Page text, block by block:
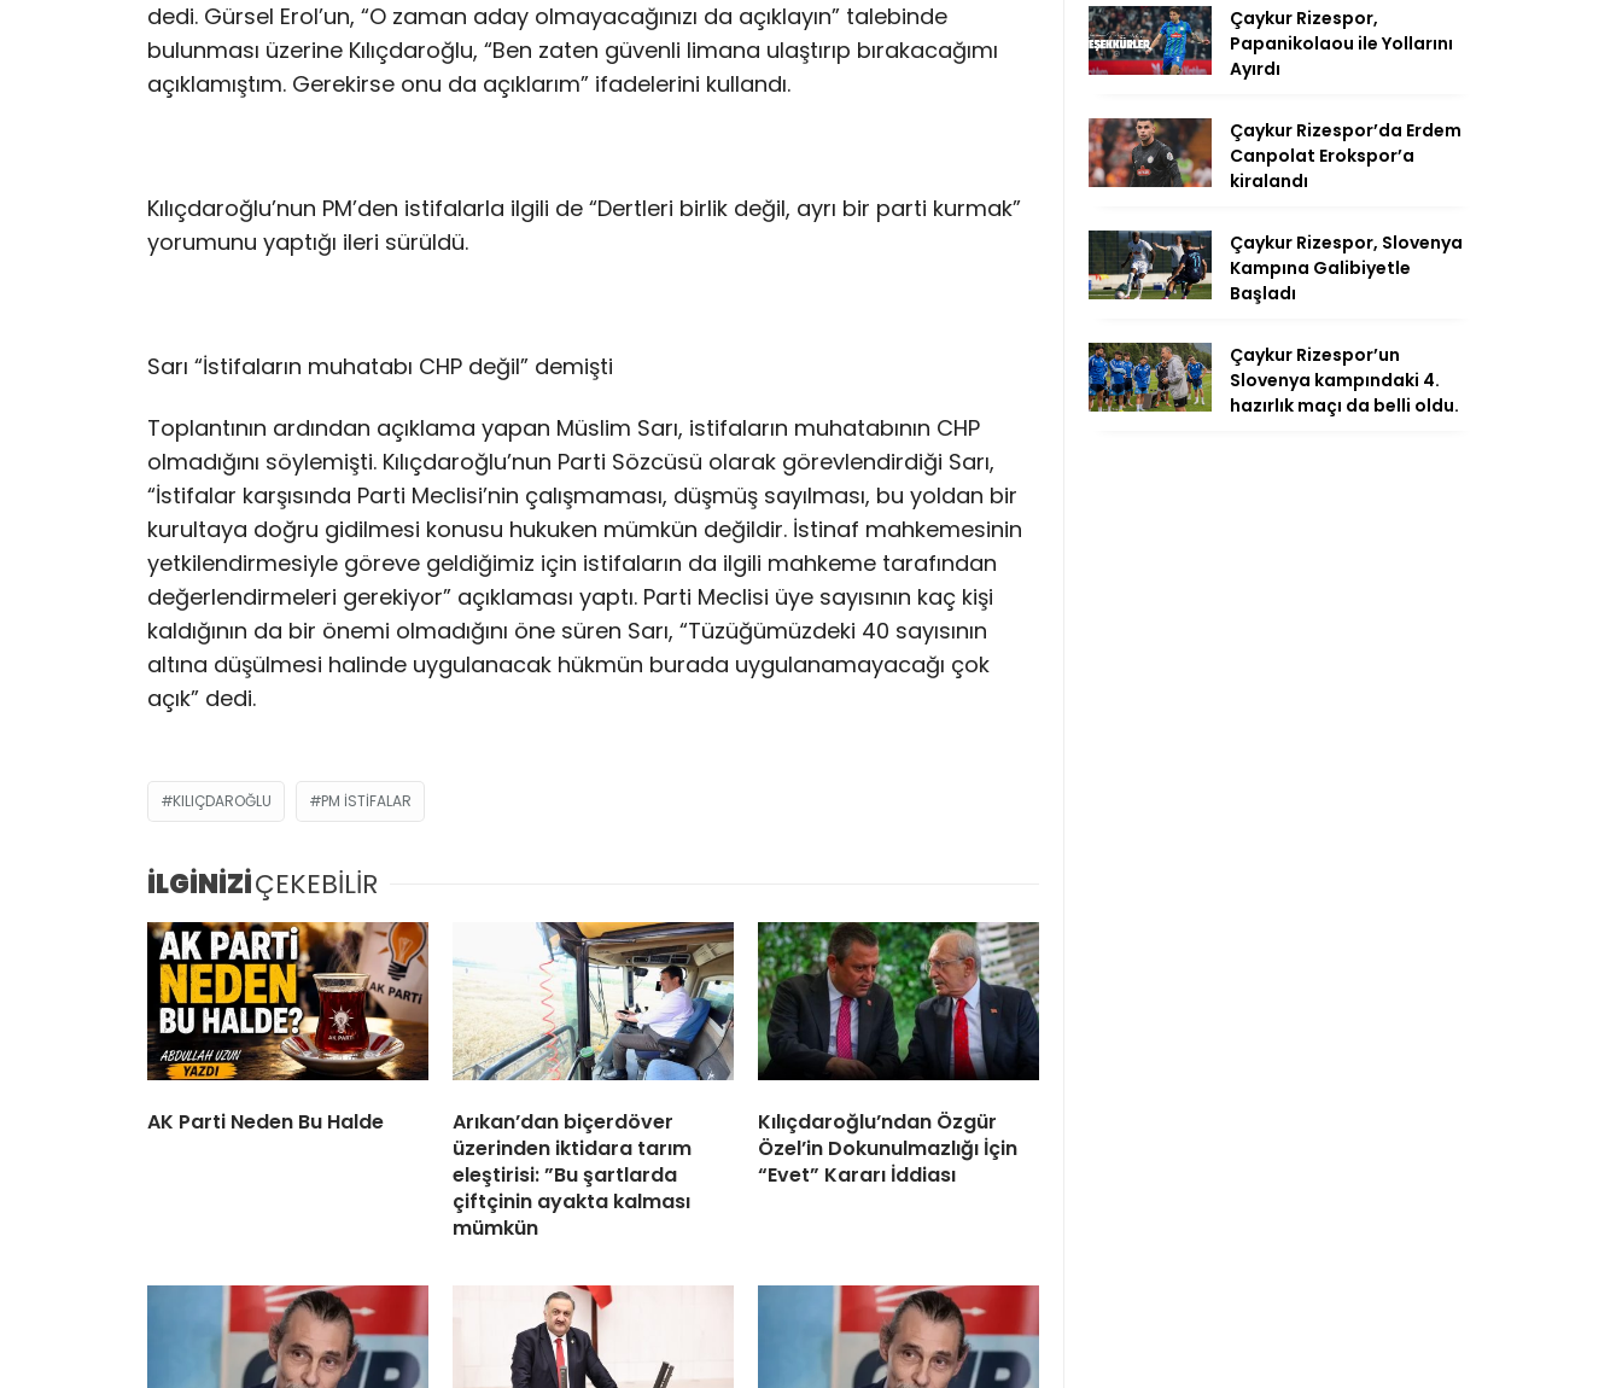
dedi. Gürsel Erol’un, “O zaman aday olmayacağınızı da açıklayın” talebinde
bulunması üzerine Kılıçdaroğlu, “Ben zaten güvenli limana ulaştırıp bırakacağımı
açıklamıştım. Gerekirse onu da açıklarım” ifadelerini kullandı.
Kılıçdaroğlu’nun PM’den istifalarla ilgili de “Dertleri birlik değil, ayrı bir parti kurmak”
yorumunu yaptığı ileri sürüldü.
Sarı “İstifaların muhatabı CHP değil” demişti
Toplantının ardından açıklama yapan Müslim Sarı, istifaların muhatabının CHP
olmadığını söylemişti. Kılıçdaroğlu’nun Parti Sözcüsü olarak görevlendirdiği Sarı,
“İstifalar karşısında Parti Meclisi’nin çalışmaması, düşmüş sayılması, bu yoldan bir
kurultaya doğru gidilmesi konusu hukuken mümkün değildir. İstinaf mahkemesinin
yetkilendirmesiyle göreve geldiğimiz için istifaların da ilgili mahkeme tarafından
değerlendirmeleri gerekiyor” açıklaması yaptı. Parti Meclisi üye sayısının kaç kişi
kaldığının da bir önemi olmadığını öne süren Sarı, “Tüzüğümüzdeki 40 sayısının
altına düşülmesi halinde uygulanacak hükmün burada uygulanamayacağı çok
açık” dedi.
KILIÇDAROĞLU PM İSTIFALAR
İLGİNİZİÇEKEBİLİR
AK Parti Neden Bu Halde
Arıkan’dan biçerdöver
üzerinden iktidara tarım
eleştirisi: ”Bu şartlarda
çiftçinin ayakta kalması
mümkün
Kılıçdaroğlu’ndan Özgür
Özel’in Dokunulmazlığı İçin
“Evet” Kararı İddiası
Çaykur Rizespor,
Papanikolaou ile Yollarını
Ayırdı
Çaykur Rizespor’da Erdem
Canpolat Erokspor’a
kiralandı
Çaykur Rizespor, Slovenya
Kampına Galibiyetle
Başladı
Çaykur Rizespor’un
Slovenya kampındaki 4.
hazırlık maçı da belli oldu.